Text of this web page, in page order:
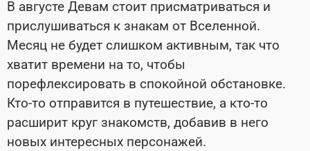
В августе Девам стоит присматриваться и
прислушиваться к знакам от Вселенной.
Месяц не будет слишком активным, так что
хватит времени на то, чтобы
порефлексировать в спокойной обстановке.
Кто-то отправится в путешествие, а кто-то
расширит круг знакомств, добавив в него
новых интересных персонажей.